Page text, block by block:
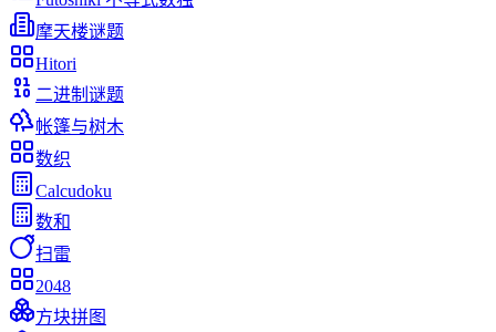
摩天楼谜题
Hitori
二进制谜题
帐篷与树木
数织
Calcudoku
数和
扫雷
2048
方块拼图